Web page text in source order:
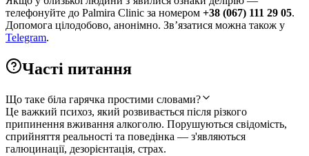
телефонуйте до Palmira Clinic за номером +38 (067) 111 29 05.
Допомога цілодобово, анонімно. Зв’язатися можна також у
Telegram.
Часті питання
Що таке біла гарячка простими словами?
Це важкий психоз, який розвивається після різкого
припинення вживання алкоголю. Порушуються свідомість,
сприйняття реальності та поведінка — з'являються
галюцинації, дезорієнтація, страх.